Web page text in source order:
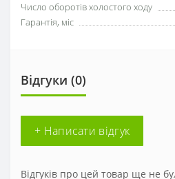
Число оборотів холостого ходу
Гарантія, міс
Відгуки (0)
+ Написати відгук
Відгуків про цей товар ще не